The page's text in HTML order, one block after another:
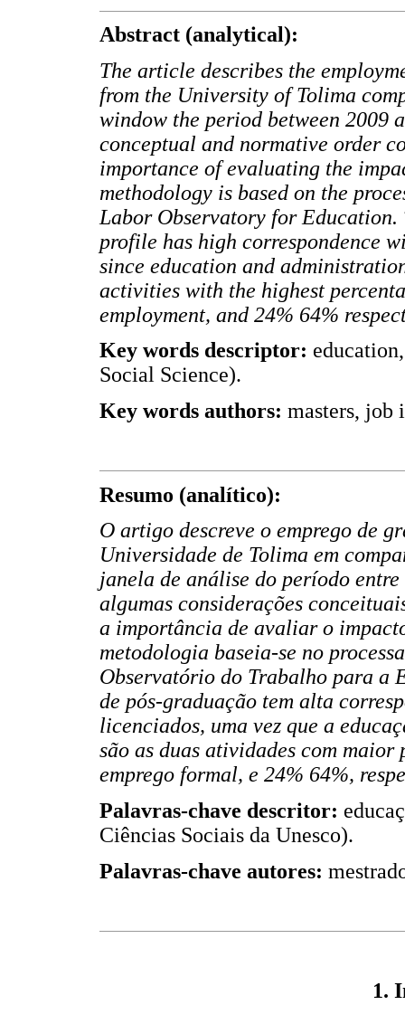
Abstract (analytical):
The article describes the
from the University of Tolima
window the period between 2009
conceptual and normative order
importance of evaluating the
methodology is based on the
Labor Observatory for
profile has high correspondence
since education and
activities with the highest
employment, and 24% 64%
Key words descriptor:
Social Science).
Key words authors: masters, job
Resumo (analítico):
O artigo descreve o emprego de
Universidade de Tolima em
janela de análise do período
algumas considerações
a importância de avaliar o
metodologia baseia-se no
Observatório do Trabalho para a
de pós-graduação tem alta
licenciados, uma vez que a
são as duas atividades com
emprego formal, e 24% 64%,
Palavras-chave descritor:
Ciências Sociais da Unesco).
Palavras-chave autores:
1.